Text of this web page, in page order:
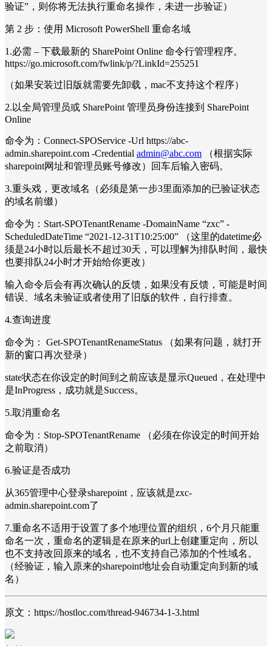
验证”，则你将无法执行重命名操作，未进一步验证）
第 2 步：使用 Microsoft PowerShell 重命名域
1.必需 – 下载最新的 SharePoint Online 命令行管理程序。
https://go.microsoft.com/fwlink/p/?LinkId=255251
（如果安装过旧版就需要先卸载，mac不支持这个程序）
2.以全局管理员或 SharePoint 管理员身份连接到 SharePoint
Online
命令为：Connect-SPOService -Url https://abc-
admin.sharepoint.com -Credential admin@abc.com （根据实际
sharepoint网址和管理员账号修改）回车后输入密码。
3.重头戏，更改域名（必须是第一步3里面添加的已验证状态
的域名前缀）
命令为：Start-SPOTenantRename -DomainName “zxc” -
ScheduledDateTime “2021-12-31T10:25:00” （这里的datetime必
须是24小时以后最长不超过30天，可以理解为排队时间，最快
也要排队24小时才开始给你更改）
输入命令后会有再次确认的反馈，如果没有反馈，可能是时间
错误、域名未验证或者使用了旧版的软件，自行排查。
4.查询进度
命令为： Get-SPOTenantRenameStatus （如果有问题，就打开
新的窗口再次登录）
state状态在你设定的时间到之前应该是显示Queued，在处理中
是InProgress，成功就是Success。
5.取消重命名
命令为：Stop-SPOTenantRename （必须在你设定的时间开始
之前取消）
6.验证是否成功
从365管理中心登录sharepoint，应该就是zxc-
admin.sharepoint.com了
7.重命名不适用于设置了多个地理位置的组织，6个月只能重
命名一次，重命名的逻辑是在原来的url上创建重定向，所以
也不支持改回原来的域名，也不支持自己添加的个性域名。
（经验证，输入原来的sharepoint地址会自动重定向到新的域
名）
原文：https://hostloc.com/thread-946734-1-3.html